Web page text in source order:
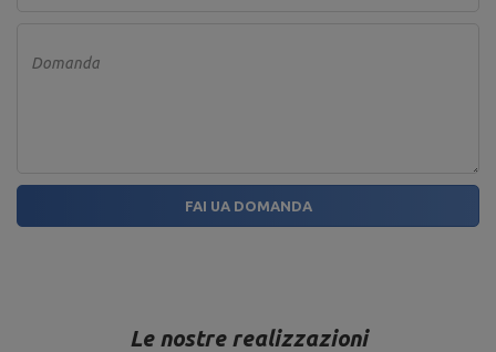
Domanda
FAI UA DOMANDA
Le nostre realizzazioni